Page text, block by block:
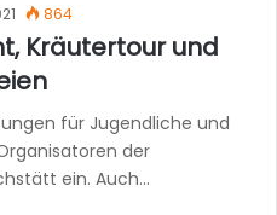
864
Kräutertour und
für Jugendliche und
der
ein. Auch…